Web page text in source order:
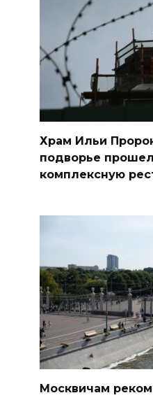
Храм Ильи
подворье
комплексную
Москвичам